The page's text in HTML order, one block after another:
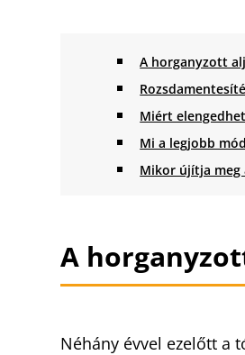
A horganyzott
Miért
Mi a legjobb
Mikor újítja meg
A
Néhány évvel ezelőtt a